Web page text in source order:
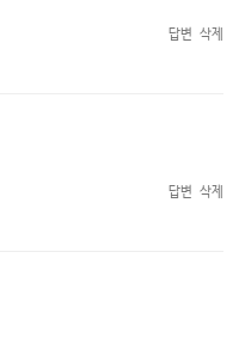
답변 삭제
답변 삭제